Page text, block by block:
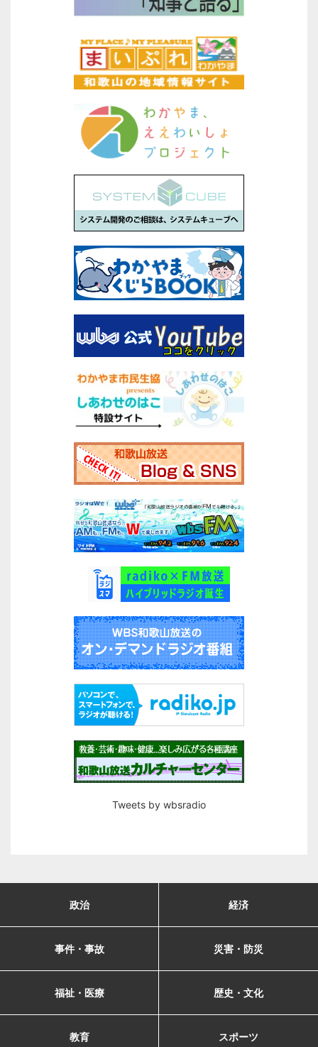
Tweets by wbsradio
政治 経済
事件・事故 災害・防災
福祉・医療 歴史・文化
教育 スポーツ